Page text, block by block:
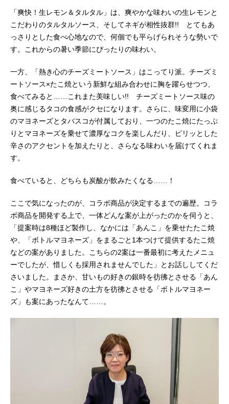
「爽快！生レモン＆タルタル」は、爽やかな味わいの生レモンと
こだわりのタルタルソース、そしてネギが相性抜群!! とてもあ
っさりとした食べ心地なので、何個でも平らげられそうな勢いで
す。これからの暑い季節にぴったりの味わい。
一方、「熱き心のチーズミートソース」はこってり派。チーズミ
ートソース×たこ焼という新鮮な組み合わせに胸を躍らせつつ、
食べてみると……これまた美味しい!! チーズミートソース味の
奥に感じるタコの食感がクセになります。さらに、味変用に小袋
のマヨネーズとタバスコが付属しており、一つのたこ焼にたっぷ
りとマヨネーズを乗せて濃厚なコクを楽しんだり、ピリッとした
辛さのアクセントを加えたりと、さらなる味わいを届けてくれま
す。
食べていると、どちらも炭酸が飲みたくなる……！
ここで気になったのが、コラボ商品が決定するまでの遍歴。コラ
ボ商品を開発する上で、一体どんな案が上がったのかを伺うと、
「提案時は8種ほど製作し、なかには「あんこ」を乗せたたこ焼
や、「ボトルマヨネーズ」をまるごと1本つけて提供するたこ焼
などの案がありました。こちらの2案は一番最初に考えたメニュ
ーでしたが、惜しくも採用されませんでした」とお話ししてくだ
さいました。まさか、甘いもの好きの銀時を彷彿とさせる「あん
こ」やマヨネーズ好きの土方を彷彿とさせる「ボトルマヨネー
ズ」も案にあったなんて……。